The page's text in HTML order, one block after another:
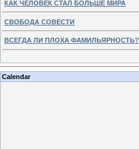
КАК ЧЕЛОВЕК СТАЛ БОЛЬШЕ МИРА
СВОБОДА СОВЕСТИ
ВСЕГДА ЛИ ПЛОХА ФАМИЛЬЯРНОСТЬ?
Calendar